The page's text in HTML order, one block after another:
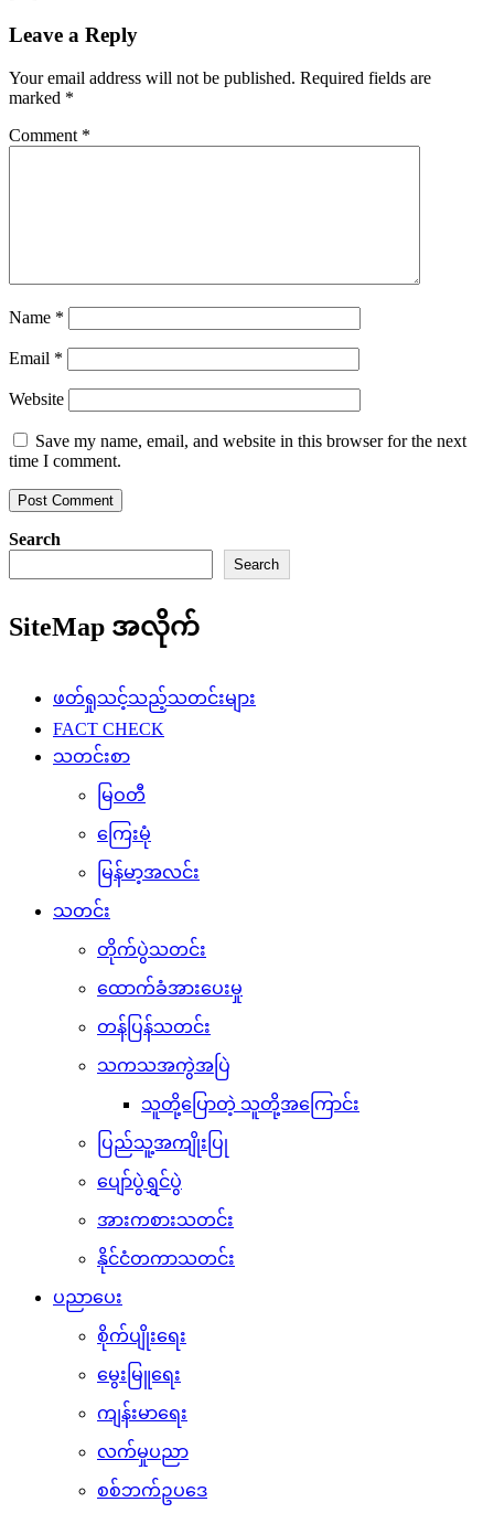
Leave a Reply
Your email address will not be published. Required fields are
marked *
Comment *
Name *
Email *
Website
Save my name, email, and website in this browser for the next
time I comment.
Search
Search
SiteMap အလိုက်
ဖတ်ရှုသင့်သည့်သတင်းများ
FACT CHECK
သတင်းစာ
မြဝတီ
ကြေးမုံ
မြန်မာ့အလင်း
သတင်း
တိုက်ပွဲသတင်း
ထောက်ခံအားပေးမှု
တန်ပြန်သတင်း
သကသအကွဲအပြဲ
သူတို့ပြောတဲ့ သူတို့အကြောင်း
ပြည်သူ့အကျိုးပြု
ပျော်ပွဲရွှင်ပွဲ
အားကစားသတင်း
နိုင်ငံတကာသတင်း
ပညာပေး
စိုက်ပျိုးရေး
မွေးမြူရေး
ကျန်းမာရေး
လက်မှုပညာ
စစ်ဘက်ဥပဒေ